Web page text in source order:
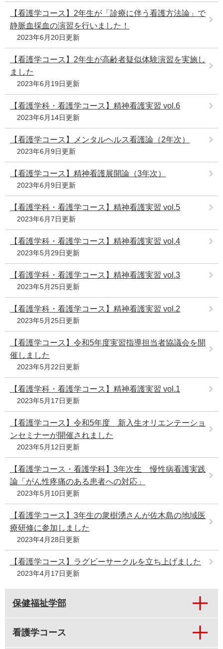
【看護学コース】2年生が「診療に伴う看護方法論」で
静脈血採血の演習を行いました！
2023年6月20日更新
【看護学コース】2年生が高齢者疑似体験演習を実施し
ました
2023年6月19日更新
【看護学科・看護学コース】精神看護実習 vol.6
2023年6月14日更新
【看護学コース】メンタルヘルス看護論（2年次）
2023年6月9日更新
【看護学コース】精神看護展開論（3年次）
2023年6月9日更新
【看護学科・看護学コース】精神看護実習 vol.5
2023年6月7日更新
【看護学科・看護学コース】精神看護実習 vol.4
2023年5月29日更新
【看護学科・看護学コース】精神看護実習 vol.3
2023年5月25日更新
【看護学科・看護学コース】精神看護実習 vol.2
2023年5月25日更新
【看護学コース】令和5年度実習指導担当者協議会を開
催しました
2023年5月22日更新
【看護学科・看護学コース】精神看護実習 vol.1
2023年5月17日更新
【看護学コース】令和5年度 新入生オリエンテーショ
ンセミナーが開催されました
2023年5月12日更新
【看護学コース・看護学科】3年次生 慢性病看護実践
論「がん性疼痛のある患者への対応」
2023年5月10日更新
【看護学コース】3年生の衆樹湧さんが佐木島の地域医
療研修に参加しました
2023年4月28日更新
【看護学コース】ラグビーサークルを立ち上げました
2023年4月17日更新
保健福祉学部
看護学コース